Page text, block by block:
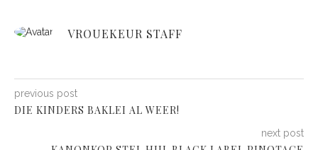
VROUEKEUR STAFF
previous post
DIE KINDERS BAKLEI AL WEER!
next post